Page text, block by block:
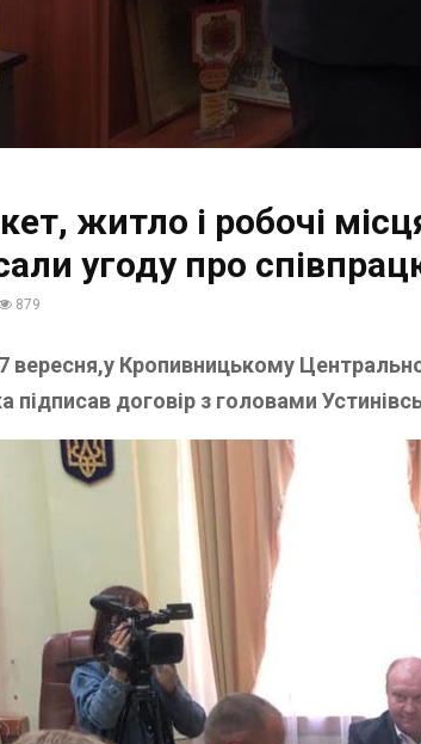
житло і робочі
угоду про
879
вересня,у Кропивницькому
підписав договір з головами